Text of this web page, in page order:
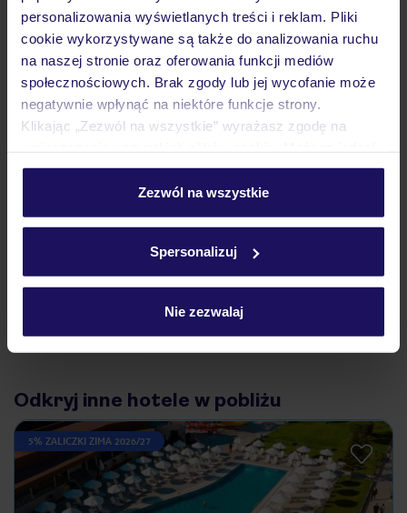
personalizowania wyświetlanych treści i reklam. Pliki
cookie wykorzystywane są także do analizowania ruchu
na naszej stronie oraz oferowania funkcji mediów
społecznościowych. Brak zgody lub jej wycofanie może
negatywnie wpłynąć na niektóre funkcje strony.
Klikając „Zezwól na wszystkie” wyrażasz zgodę na
personalizować swój wybór wchodząc w zakładkę
Szczegółowe informacje o plikach cookie znajdziesz
Zezwól na wszystkie
Spersonalizuj
Nie zezwalaj
Atrakcje
Ważne informacje
Często zadawane pytania
Jak zmienić uczestników/osobę zgłaszającą?
Na jakiej podstawie i gdzie otrzymam karty
pokładowe/bilety lotnicze?
Zobacz więcej
Odkryj inne hotele w pobliżu
5% ZALICZKI ZIMA 2026/27